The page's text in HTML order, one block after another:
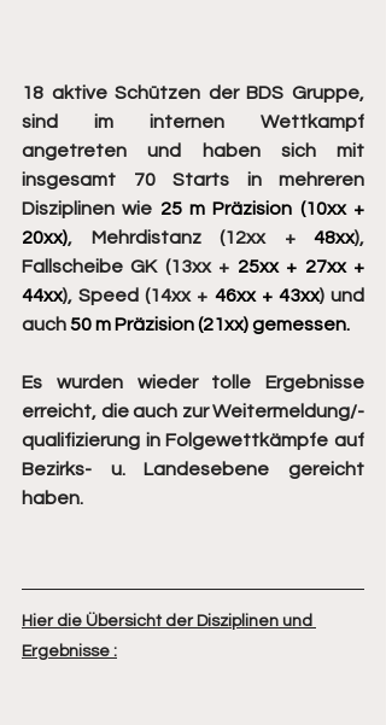
18 aktive Schützen der BDS Gruppe,
sind im internen Wettkampf
angetreten und haben sich mit
insgesamt 70 Starts in mehreren
Disziplinen wie 25 m Präzision (10xx +
20xx), Mehrdistanz (12xx + 48xx),
Fallscheibe GK (13xx + 25xx + 27xx +
44xx), Speed (14xx + 46xx + 43xx) und
auch 50 m Präzision (21xx) gemessen.
Es wurden wieder tolle Ergebnisse
erreicht, die auch zur Weitermeldung/-
qualifizierung in Folgewettkämpfe auf
Bezirks- u. Landesebene gereicht
haben.
Hier die Übersicht der Disziplinen und
Ergebnisse :